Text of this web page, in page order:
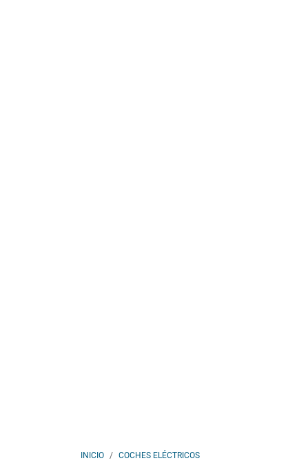
INICIO COCHES ELÉCTRICOS